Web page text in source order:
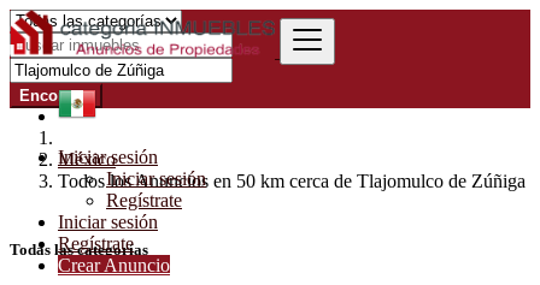
Iniciar sesión
Iniciar sesión
Regístrate
Iniciar sesión
Regístrate
Crear Anuncio
Encontrar
México
Todos los Anuncios en 50 km cerca de Tlajomulco de Zúñiga
Todas las categorías